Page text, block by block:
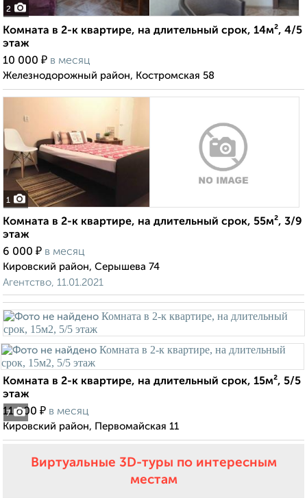
2
Комната в 2-к квартире, на длительный срок, 14м², 4/5
этаж
10 000 ₽ в месяц
Железнодорожный район, Костромская 58
1
Комната в 2-к квартире, на длительный срок, 55м², 3/9
этаж
6 000 ₽ в месяц
Кировский район, Серышева 74
Агентство, 11.01.2021
7
Комната в 2-к квартире, на длительный срок, 15м², 5/5
этаж
11 000 ₽ в месяц
Кировский район, Первомайская 11
Виртуальные 3D-туры по интересным
местам